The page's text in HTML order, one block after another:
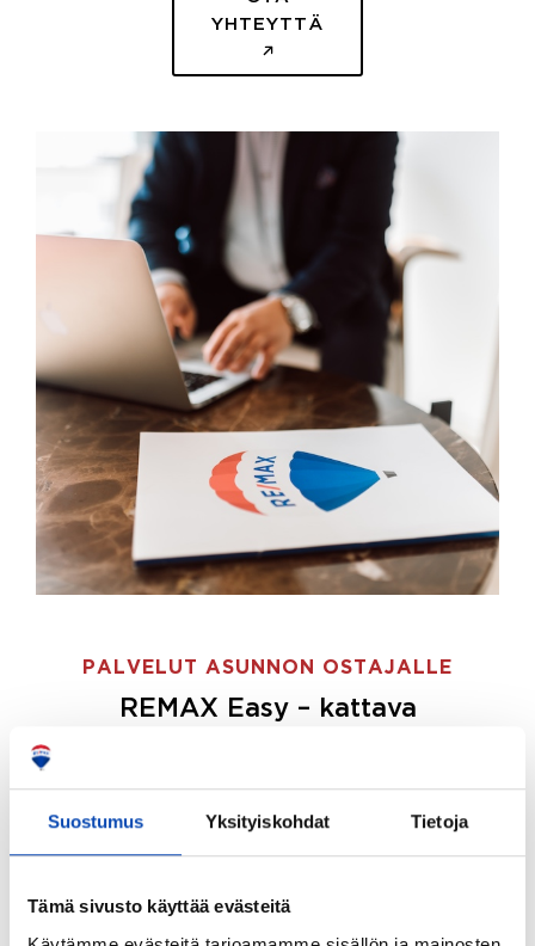
Suostumus Yksityiskohdat Tietoja
Tämä sivusto käyttää evästeitä
YHTEYTTÄ
PALVELUT ASUNNON OSTAJALLE
REMAX Easy – kattava
ostajille.
Tee ostotoimeksianto ja etsimme juuri